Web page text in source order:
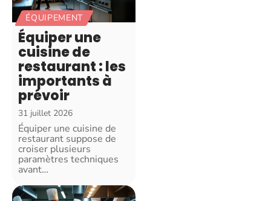
ÉQUIPEMENT
Équiper une
cuisine de
restaurant : les
importants à
prévoir
31 juillet 2026
Équiper une cuisine de
restaurant suppose de
croiser plusieurs
paramètres techniques
avant…